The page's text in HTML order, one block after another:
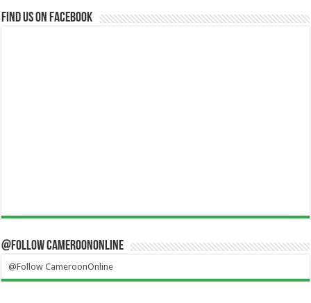
Find us on Facebook
@Follow CameroonOnline
@Follow CameroonOnline